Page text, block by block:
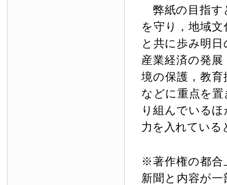
弊紙の目指す
を守り，地域
と共に歩み明
産業経済の発
境の保護，教
などに重点を
り組んでいる
力を入れている
※著作権の都合
新聞と内容が